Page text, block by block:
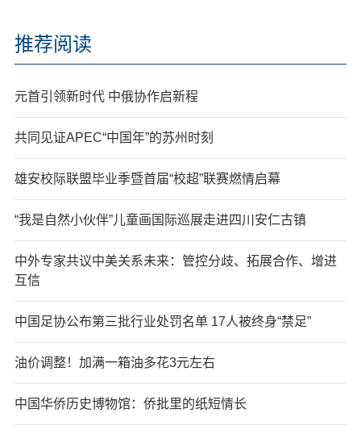
推荐阅读
元首引领新时代 中俄协作启新程
共同见证APEC“中国年”的苏州时刻
雄安校际联盟毕业季暨首届“校超”联赛燃情启幕
“我是自然小伙伴”儿童画国际巡展走进四川安仁古镇
中外专家共议中美关系未来：管控分歧、拓展合作、增进
互信
中国足协公布第三批行业处罚名单 17人被终身“禁足”
油价调整！加满一箱油多花3元左右
中国华侨历史博物馆：侨批里的纸短情长